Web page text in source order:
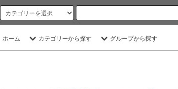
ホーム カテゴリーから探す グループから探す